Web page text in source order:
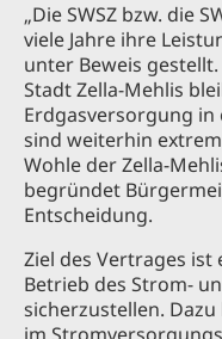
„Die SWSZ bzw. die
viele Jahre ihre
unter Beweis
Stadt Zella-Mehlis
Erdgasversorgung
sind weiterhin
Wohle der Zella-
begründet
Entscheidung.
Ziel des Vertrages
Betrieb des Strom-
sicherzustellen. Dazu